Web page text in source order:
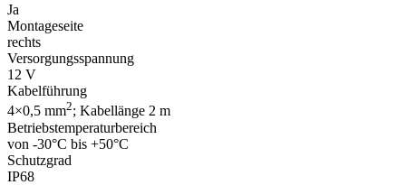
Ja
Montageseite
rechts
Versorgungsspannung
12 V
Kabelführung
4×0,5 mm2; Kabellänge 2 m
Betriebstemperaturbereich
von -30°C bis +50°C
Schutzgrad
IP68